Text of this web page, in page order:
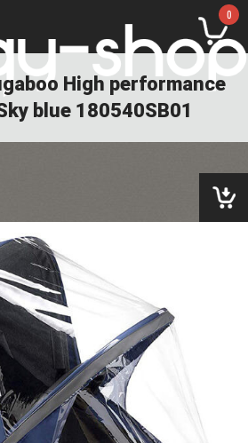
0
High performance
blue 180540SB01